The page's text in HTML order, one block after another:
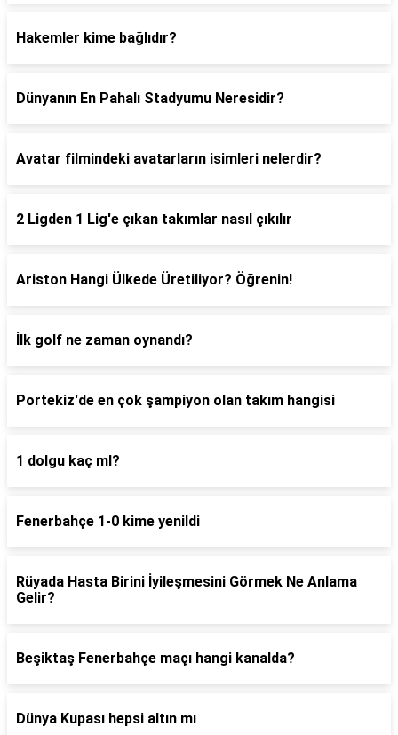
Hakemler kime bağlıdır?
Dünyanın En Pahalı Stadyumu Neresidir?
Avatar filmindeki avatarların isimleri nelerdir?
2 Ligden 1 Lig'e çıkan takımlar nasıl çıkılır
Ariston Hangi Ülkede Üretiliyor? Öğrenin!
İlk golf ne zaman oynandı?
Portekiz'de en çok şampiyon olan takım hangisi
1 dolgu kaç ml?
Fenerbahçe 1-0 kime yenildi
Rüyada Hasta Birini İyileşmesini Görmek Ne Anlama
Gelir?
Beşiktaş Fenerbahçe maçı hangi kanalda?
Dünya Kupası hepsi altın mı